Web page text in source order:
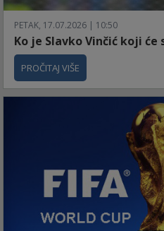
PETAK, 17.07.2026 | 10:50
Ko je Slavko Vinčić koji će
PROČITAJ VIŠE